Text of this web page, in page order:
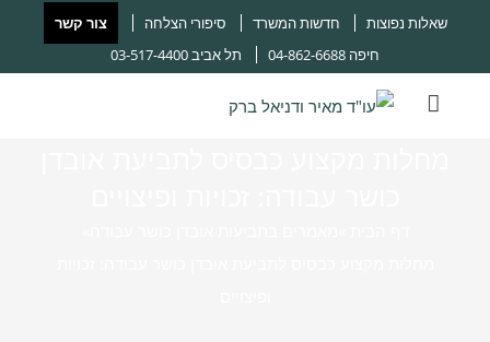
שאלות נפוצות חדשות המשרד סיפורי הצלחה
צור קשר
חיפה 04-862-6688 תל אביב03-517-4400